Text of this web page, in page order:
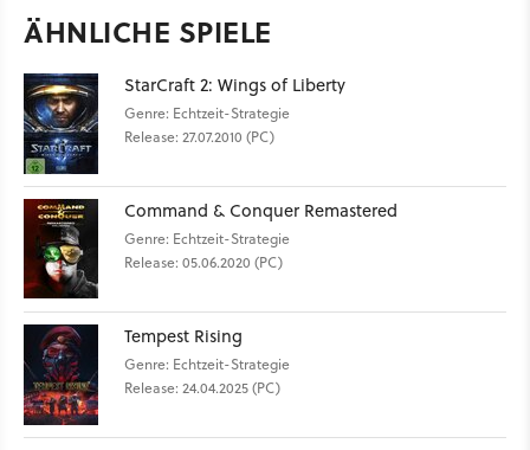
ÄHNLICHE SPIELE
StarCraft 2: Wings of Liberty
Genre: Echtzeit-Strategie
Release: 27.07.2010 (PC)
Command & Conquer Remastered
Genre: Echtzeit-Strategie
Release: 05.06.2020 (PC)
Tempest Rising
Genre: Echtzeit-Strategie
Release: 24.04.2025 (PC)